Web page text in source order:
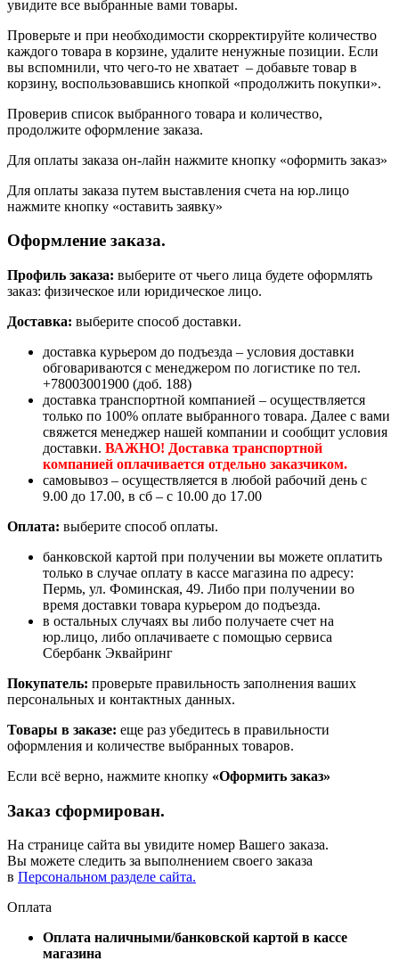
увидите все выбранные вами товары.
Проверьте и при необходимости скорректируйте количество
каждого товара в корзине, удалите ненужные позиции. Если
вы вспомнили, что чего-то не хватает – добавьте товар в
корзину, воспользовавшись кнопкой «продолжить покупки».
Проверив список выбранного товара и количество,
продолжите оформление заказа.
Для оплаты заказа он-лайн нажмите кнопку «оформить заказ»
Для оплаты заказа путем выставления счета на юр.лицо
нажмите кнопку «оставить заявку»
Оформление заказа.
Профиль заказа: выберите от чьего лица будете оформлять
заказ: физическое или юридическое лицо.
Доставка: выберите способ доставки.
доставка курьером до подъезда – условия доставки
обговариваются с менеджером по логистике по тел.
+78003001900 (доб. 188)
доставка транспортной компанией – осуществляется
только по 100% оплате выбранного товара. Далее с вами
свяжется менеджер нашей компании и сообщит условия
доставки. ВАЖНО! Доставка транспортной
компанией оплачивается отдельно заказчиком.
самовывоз – осуществляется в любой рабочий день с
9.00 до 17.00, в сб – с 10.00 до 17.00
Оплата: выберите способ оплаты.
банковской картой при получении вы можете оплатить
только в случае оплату в кассе магазина по адресу:
Пермь, ул. Фоминская, 49. Либо при получении во
время доставки товара курьером до подъезда.
в остальных случаях вы либо получаете счет на
юр.лицо, либо оплачиваете с помощью сервиса
Сбербанк Эквайринг
Покупатель: проверьте правильность заполнения ваших
персональных и контактных данных.
Товары в заказе: еще раз убедитесь в правильности
оформления и количестве выбранных товаров.
Если всё верно, нажмите кнопку «Оформить заказ»
Заказ сформирован.
На странице сайта вы увидите номер Вашего заказа.
Вы можете следить за выполнением своего заказа
в Персональном разделе сайта.
Оплата
Оплата наличными/банковской картой в кассе
магазина